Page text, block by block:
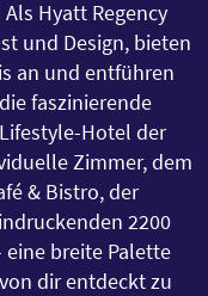
Hyatt Regency
und Design, bieten
an und entführen
faszinierende
Hotel der
Zimmer, dem
& Bistro, der
2200
eine breite Palette
dir entdeckt zu